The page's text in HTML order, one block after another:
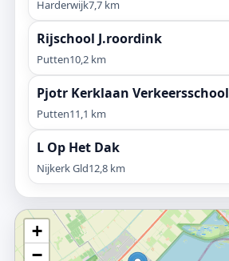
Harderwijk7,7 km
Rijschool J.roordink
Putten10,2 km
Pjotr Kerklaan Verkeersschool
Putten11,1 km
L Op Het Dak
Nijkerk Gld12,8 km
+
−